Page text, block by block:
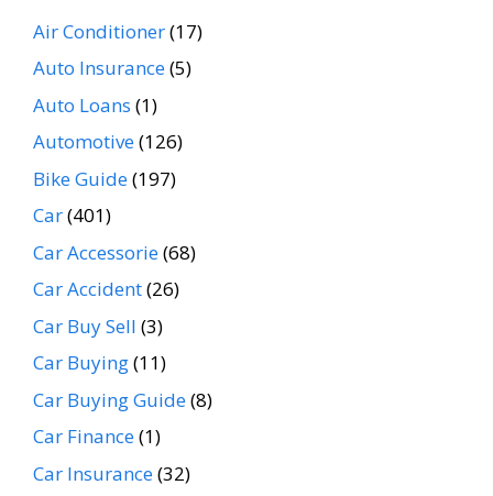
Air Conditioner(17)
Auto Insurance(5)
Auto Loans (1)
Automotive(126)
Bike Guide(197)
Car(401)
Car Accessorie(68)
Car Accident(26)
Car Buy Sell (3)
Car Buying(11)
Car Buying Guide(8)
Car Finance(1)
Car Insurance(32)